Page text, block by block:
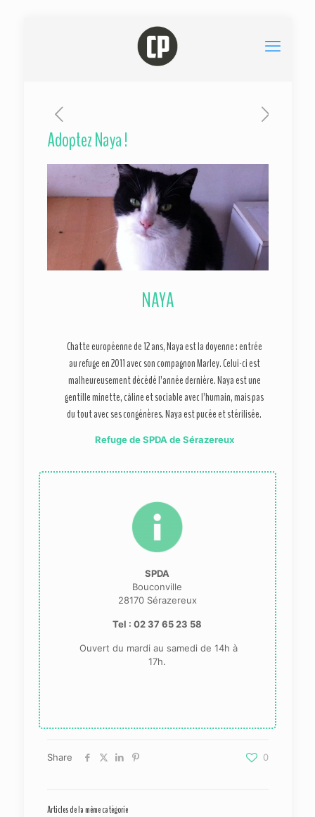
Adoptez Naya !
NAYA
Chatte européenne de 12 ans, Naya est la doyenne : entrée
au refuge en 2011 avec son compagnon Marley. Celui-ci est
malheureusement décédé l’année dernière. Naya est une
gentille minette, câline et sociable avec l’humain, mais pas
du tout avec ses congénères. Naya est pucée et stérilisée.
Refuge de SPDA de Sérazereux
SPDA
Bouconville
28170 Sérazereux
Tel : 02 37 65 23 58
Ouvert du mardi au samedi de 14h à
17h.
Share 0
Articles de la même catégorie